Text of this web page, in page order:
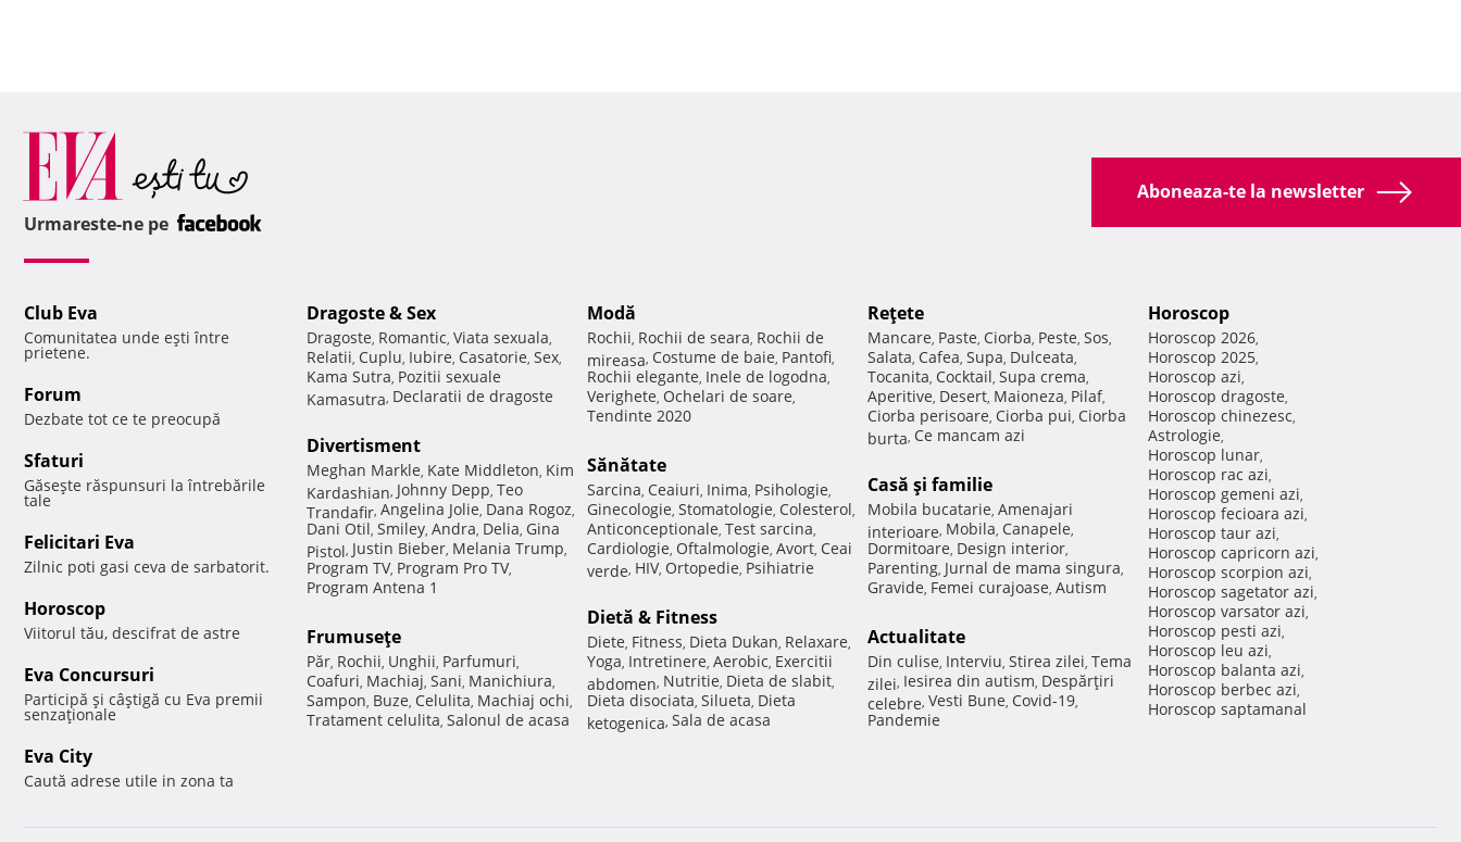
Aboneaza-te la newsletter
Urmareste-ne pe
Club Eva
Comunitatea unde eşti între
prietene.
Forum
Dezbate tot ce te preocupă
Sfaturi
Găseşte răspunsuri la întrebările
tale
Felicitari Eva
Zilnic poti gasi ceva de sarbatorit.
Horoscop
Viitorul tău, descifrat de astre
Eva Concursuri
Participă şi câştigă cu Eva premii
senzaţionale
Eva City
Caută adrese utile in zona ta
Dragoste & Sex
Dragoste, Romantic, Viata sexuala,
Relatii, Cuplu, Iubire, Casatorie, Sex,
Kama Sutra, Pozitii sexuale
Kamasutra, Declaratii de dragoste
Divertisment
Meghan Markle, Kate Middleton, Kim
Kardashian, Johnny Depp, Teo
Trandafir, Angelina Jolie, Dana Rogoz,
Dani Otil, Smiley, Andra, Delia, Gina
Pistol, Justin Bieber, Melania Trump,
Program TV, Program Pro TV,
Program Antena 1
Frumuseţe
Păr, Rochii, Unghii, Parfumuri,
Coafuri, Machiaj, Sani, Manichiura,
Sampon, Buze, Celulita, Machiaj ochi,
Tratament celulita, Salonul de acasa
Modă
Rochii, Rochii de seara, Rochii de
mireasa, Costume de baie, Pantofi,
Rochii elegante, Inele de logodna,
Verighete, Ochelari de soare,
Tendinte 2020
Sănătate
Sarcina, Ceaiuri, Inima, Psihologie,
Ginecologie, Stomatologie, Colesterol,
Anticonceptionale, Test sarcina,
Cardiologie, Oftalmologie, Avort, Ceai
verde, HIV, Ortopedie, Psihiatrie
Dietă & Fitness
Diete, Fitness, Dieta Dukan, Relaxare,
Yoga, Intretinere, Aerobic, Exercitii
abdomen, Nutritie, Dieta de slabit,
Dieta disociata, Silueta, Dieta
ketogenica, Sala de acasa
Reţete
Mancare, Paste, Ciorba, Peste, Sos,
Salata, Cafea, Supa, Dulceata,
Tocanita, Cocktail, Supa crema,
Aperitive, Desert, Maioneza, Pilaf,
Ciorba perisoare, Ciorba pui, Ciorba
burta, Ce mancam azi
Casă şi familie
Mobila bucatarie, Amenajari
interioare, Mobila, Canapele,
Dormitoare, Design interior,
Parenting, Jurnal de mama singura,
Gravide, Femei curajoase, Autism
Actualitate
Din culise, Interviu, Stirea zilei, Tema
zilei, Iesirea din autism, Despărţiri
celebre, Vesti Bune, Covid-19,
Pandemie
Horoscop
Horoscop 2026,
Horoscop 2025,
Horoscop azi,
Horoscop dragoste,
Horoscop chinezesc,
Astrologie,
Horoscop lunar,
Horoscop rac azi,
Horoscop gemeni azi,
Horoscop fecioara azi,
Horoscop taur azi,
Horoscop capricorn azi,
Horoscop scorpion azi,
Horoscop sagetator azi,
Horoscop varsator azi,
Horoscop pesti azi,
Horoscop leu azi,
Horoscop balanta azi,
Horoscop berbec azi,
Horoscop saptamanal